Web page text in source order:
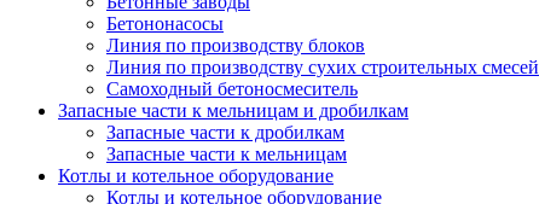
Бетононасосы
Линия по производству блоков
Линия по производству сухих строительных смесей
Самоходный бетоносмеситель
Запасные части к мельницам и дробилкам
Запасные части к дробилкам
Запасные части к мельницам
Котлы и котельное оборудование
Котлы и котельное оборудование